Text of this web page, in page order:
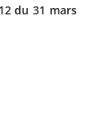
du 31 mars